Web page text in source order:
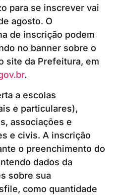
para se inscrever vai
agosto. O
de inscrição podem
no banner sobre o
site da Prefeitura, em
.
a escolas
e particulares),
associações e
e civis. A inscrição
o preenchimento do
dados da
sobre sua
como quantidade